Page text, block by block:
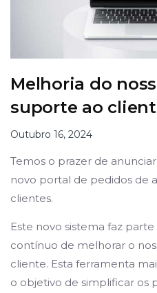
Melhoria do
suporte ao
Outubro 16, 2024
Temos o prazer de
novo portal de pedidos de
clientes.
Este novo sistema faz
contínuo de melhorar o
cliente. Esta ferramenta
o objetivo de simplificar os